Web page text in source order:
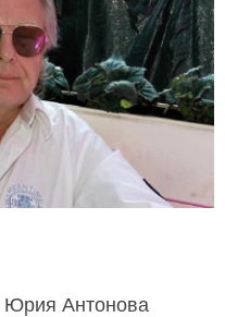
Юрия Антонова